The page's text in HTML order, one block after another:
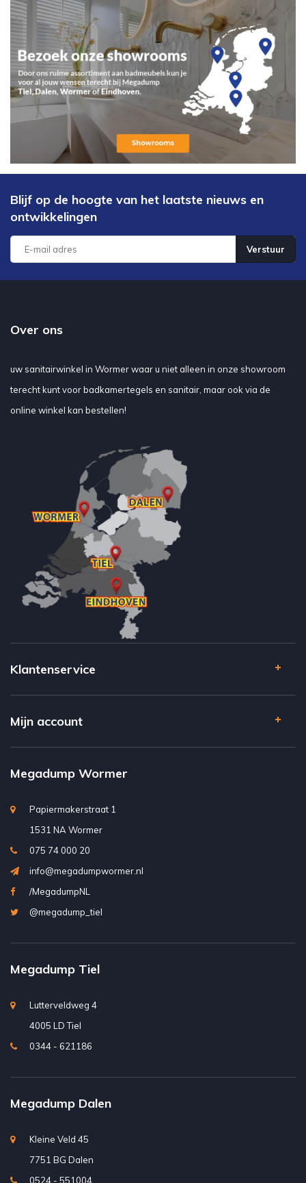
Blijf op de hoogte van het laatste nieuws en
ontwikkelingen
Verstuur
Over ons
uw sanitairwinkel in Wormer waar u niet alleen in onze showroom
terecht kunt voor badkamertegels en sanitair, maar ook via de
online winkel kan bestellen!
Klantenservice
Mijn account
Megadump Wormer
Papiermakerstraat 1
1531 NA Wormer
075 74 000 20
info@megadumpwormer.nl
/MegadumpNL
@megadump_tiel
Megadump Tiel
Lutterveldweg 4
4005 LD Tiel
0344 - 621186
Megadump Dalen
Kleine Veld 45
7751 BG Dalen
0524 - 551004